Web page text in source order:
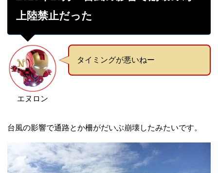
上陸禁止だった
エヌロン
タイミングが悪いねー
台風の影響で通路とか柵がだいぶ崩壊したみたいです。